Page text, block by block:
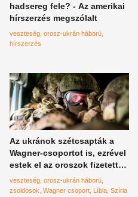
hadsereg fele? - Az amerikai
hírszerzés megszólalt
veszteség orosz-ukrán háború
hírszerzés
Az ukránok szétcsapták a
Wagner-csoportot is, ezrével
estek el az oroszok fizetett
zsoldosai
veszteség orosz-ukrán háború
zsoldosok Wagner csoport Líbia Szíria